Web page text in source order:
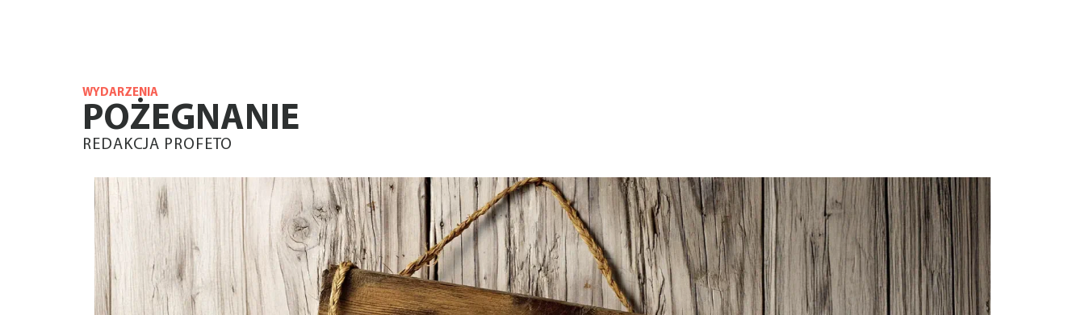
WYDARZENIA
POŻEGNANIE
REDAKCJA PROFETO